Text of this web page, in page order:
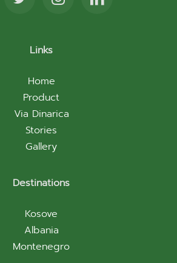
Links
Home
Product
Via Dinarica
Stories
Gallery
Destinations
Kosove
Albania
Montenegro